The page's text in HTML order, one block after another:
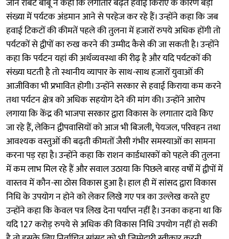
संख्या में पर्यटक अंडमान आने से परहेज कर रहे हैं। उन्होंने कहा कि जब
हवाई टिकटों की कीमतें पहले की तुलना में हजारों रुपये अधिक होंगी तो
पर्यटकों से द्वीपों का रुख करने की उम्मीद कैसे की जा सकती है। उन्होंने
कहा कि पर्यटन यहां की अर्थव्यवस्था की रीढ़ है और यदि पर्यटकों की
संख्या घटती है तो स्थानीय व्यापार के साथ-साथ हजारों युवाओं की
आजीविका भी प्रभावित होगी। उन्होंने सरकार से हवाई किराया कम करने
तथा पर्यटन क्षेत्र को अधिक सहयोग देने की मांग की। उन्होंने आरोप
लगाया कि केंद्र की भाजपा सरकार द्वारा विकास के लगातार दावे किए
जा रहे हैं, लेकिन द्वीपवासियों को आज भी बिजली, पेयजल, परिवहन तथा
आवश्यक वस्तुओं की बढ़ती कीमतों जैसी गंभीर समस्याओं का सामना
करना पड़ रहा है। उन्होंने कहा कि राशन कार्डधारकों को पहले की तुलना
में कम लाभ मिल रहे हैं और सवाल उठाया कि पिछले बारह वर्षों में द्वीपों में
वास्तव में कौन-सा ठोस विकास हुआ है। हाल ही में सांसद द्वारा विकास
निधि के उपयोग न होने को लेकर लिखे गए पत्र का उल्लेख करते हुए
उन्होंने कहा कि केवल पत्र लिख देना पर्याप्त नहीं है। उनका कहना था कि
यदि 127 करोड़ रुपये से अधिक की विकास निधि उपयोग नहीं हो सकी